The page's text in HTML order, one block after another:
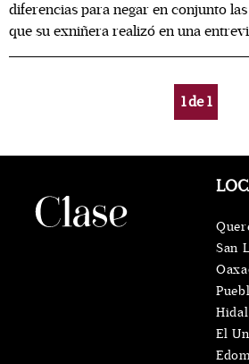
diferencias para negar en conjunto
que su exniñera realizó en una
1de1
San
El